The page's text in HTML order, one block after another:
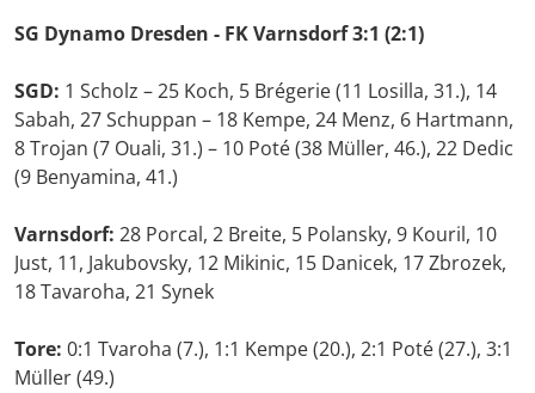
SG Dynamo Dresden - FK Varnsdorf 3:1 (2:1)
SGD: 1 Scholz – 25 Koch, 5 Brégerie (11 Losilla, 31.), 14
Sabah, 27 Schuppan – 18 Kempe, 24 Menz, 6 Hartmann,
8 Trojan (7 Ouali, 31.) – 10 Poté (38 Müller, 46.), 22 Dedic
(9 Benyamina, 41.)
Varnsdorf: 28 Porcal, 2 Breite, 5 Polansky, 9 Kouril, 10
Just, 11, Jakubovsky, 12 Mikinic, 15 Danicek, 17 Zbrozek,
18 Tavaroha, 21 Synek
Tore: 0:1 Tvaroha (7.), 1:1 Kempe (20.), 2:1 Poté (27.), 3:1
Müller (49.)